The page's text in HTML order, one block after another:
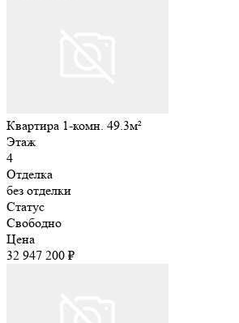
Квартира 1-комн. 49.3м²
Этаж
4
Отделка
без отделки
Статус
Свободно
Цена
32 947 200 ₽